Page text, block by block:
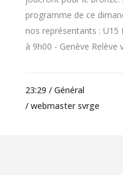
programme de ce
nos représentants : U15
à 9h00 - Genève Relève
23:29 / Général
/ webmaster svrge